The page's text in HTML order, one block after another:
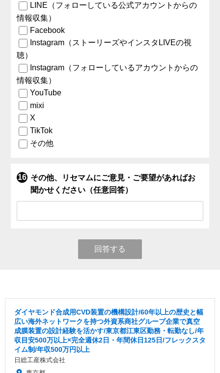
LINE（フォローしている公式アカウントからの
情報収集）
Facebook
Instagram（ストーリーズやインスタLIVEの視
聴）
Instagram（フォローしているアカウントからの
情報収集）
YouTube
mixi
X
TikTok
その他
その他、リセマムにご意見・ご要望があればお
聞かせください（任意回答）
回答する
ダイヤモンド合成用CVD装置の機構設計/60年以上の歴史と幅
広い海外ネットワークを持つ外資系商社グループ企業で真空
成膜装置の設計経験を活かす/東京都江東区勤務・転勤なし/年
収目安500万以上×完全週休2日・年間休日125日/フレックスタ
イム制/年収500万円以上
日総工産株式会社